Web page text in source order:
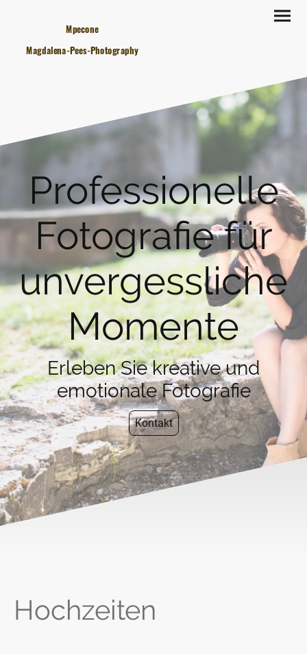
Mpecone
Magdalena-Pees-Photography
Professionelle
Fotografie für
unvergessliche
Momente
Erleben Sie kreative und
emotionale Fotografie
Kontakt
Hochzeiten